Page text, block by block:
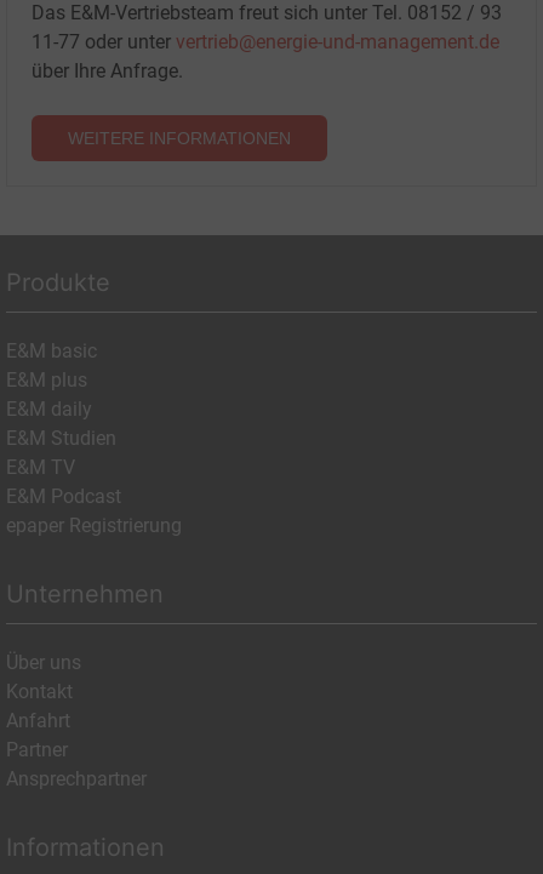
Das E&M-Vertriebsteam freut sich unter Tel. 08152 / 93
11-77 oder unter vertrieb@energie-und-management.de
über Ihre Anfrage.
WEITERE INFORMATIONEN
Produkte
E&M basic
E&M plus
E&M daily
E&M Studien
E&M TV
E&M Podcast
epaper Registrierung
Unternehmen
Über uns
Kontakt
Anfahrt
Partner
Ansprechpartner
Informationen